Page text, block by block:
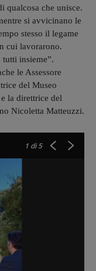
qualcosa che unisce.
si avvicinano le
stesso il legame
cui lavorarono.
insieme”.
le Assessore
del Museo
la direttrice del
Nicoletta Matteuzzi.
1 di 5